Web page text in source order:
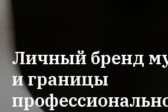
Личный бренд
и границы